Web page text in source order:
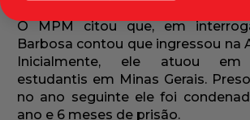
O MPM citou que, em
Barbosa contou que ingressou na
Inicialmente, ele atuou em
estudantis em Minas Gerais.
no ano seguinte ele foi
ano e 6 meses de prisão.